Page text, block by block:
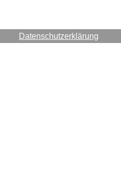
Datenschutzerklärung